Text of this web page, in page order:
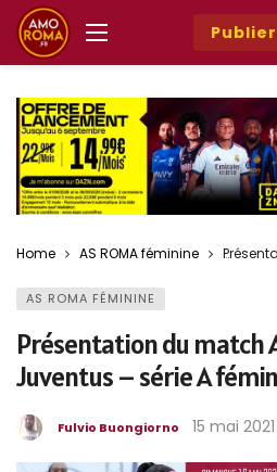
Publier
Home AS ROMA féminine
AS ROMA FÉMININE
Présentation du match
Juventus – série A
Fulvio Buongiorno 15 mai 2021